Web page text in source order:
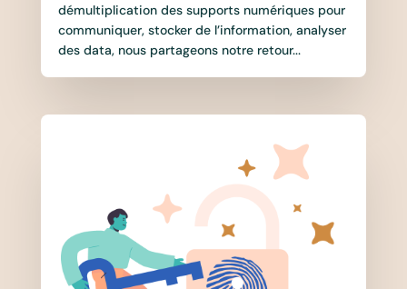
démultiplication des supports numériques pour
communiquer, stocker de l’information, analyser
des data, nous partageons notre retour...